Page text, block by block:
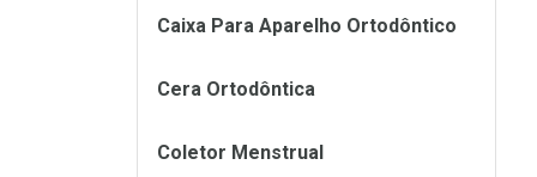
Caixa Para Aparelho Ortodôntico
Cera Ortodôntica
Coletor Menstrual